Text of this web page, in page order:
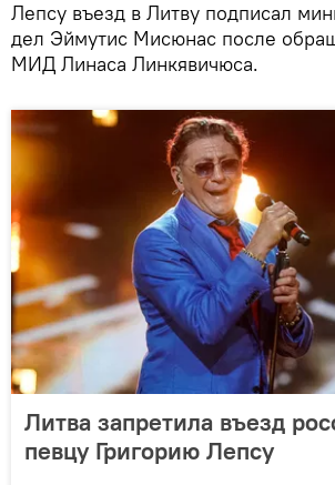
Лепсу въезд в Литву подписал
дел Эймутис Мисюнас после
МИД Линаса Линкявичюса.
Литва запретила въезд
певцу Григорию Лепсу